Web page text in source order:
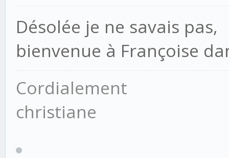
Désolée je ne savais pas,
bienvenue à Françoise
Cordialement
christiane